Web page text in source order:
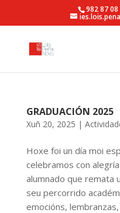
982 87
GRADUACIÓN 2025
Xuñ 20, 2025 |
Hoxe foi un día moi
celebramos con
alumnado que remata
seu percorrido
emocións,